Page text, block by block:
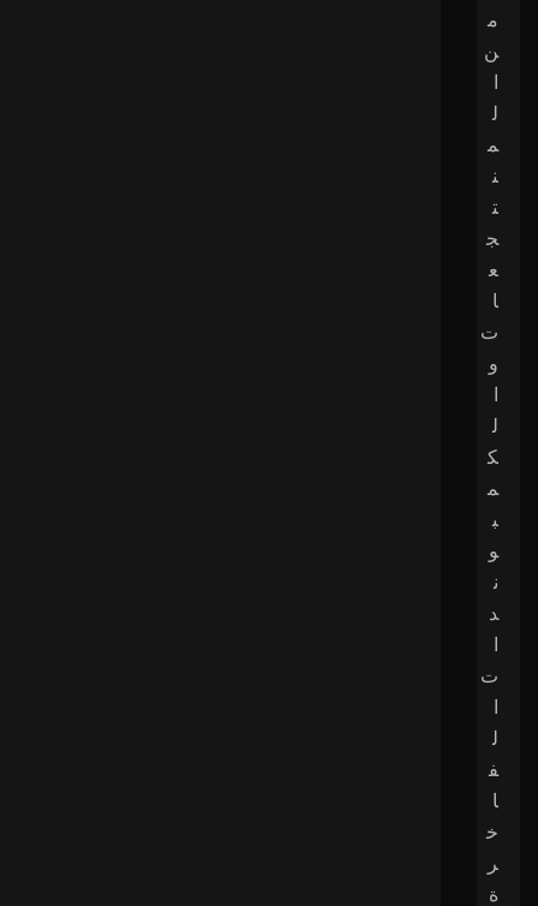
م
ن
ل
م
ن
ت
ج
ع
ا
ت
و
ل
ك
م
ب
و
ن
د
ت
ل
ف
ا
خ
ر
ة